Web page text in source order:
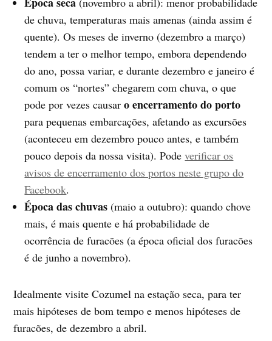
de chuva, temperaturas mais amenas (ainda assim é
quente). Os meses de inverno (dezembro a março)
tendem a ter o melhor tempo, embora dependendo
do ano, possa variar, e durante dezembro e janeiro é
comum os “nortes” chegarem com chuva, o que
pode por vezes causaro encerramento do porto
para pequenas embarcações, afetando as excursões
(aconteceu em dezembro pouco antes, e também
pouco depois da nossa visita). Podeverificar os
avisos de encerramento dos portos neste grupo do
Facebook.
Época das chuvas (maio a outubro): quando chove
mais, é mais quente e há probabilidade de
ocorrência de furacões (a época oficial dos furacões
é de junho a novembro).
Idealmente visite Cozumel na estação seca, para ter
mais hipóteses de bom tempo e menos hipóteses de
furacões, de dezembro a abril.